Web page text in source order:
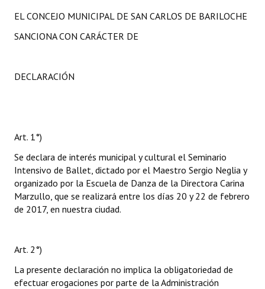
EL CONCEJO MUNICIPAL DE SAN CARLOS DE BARILOCHE
SANCIONA CON CARÁCTER DE
DECLARACIÓN
Art. 1°)
Se declara de interés municipal y cultural el Seminario
Intensivo de Ballet, dictado por el Maestro Sergio Neglia y
organizado por la Escuela de Danza de la Directora Carina
Marzullo, que se realizará entre los días 20 y 22 de febrero
de 2017, en nuestra ciudad.
Art. 2°)
La presente declaración no implica la obligatoriedad de
efectuar erogaciones por parte de la Administración